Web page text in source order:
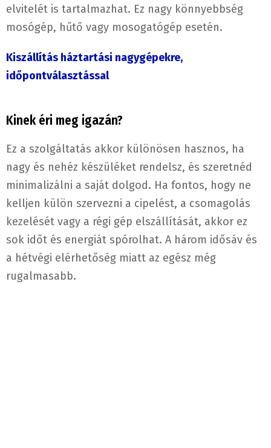
elvitelét is tartalmazhat. Ez nagy könnyebbség
mosógép, hűtő vagy mosogatógép esetén.
Kiszállítás háztartási nagygépekre,
időpontválasztással
Kinek éri meg igazán?
Ez a szolgáltatás akkor különösen hasznos, ha
nagy és nehéz készüléket rendelsz, és szeretnéd
minimalizálni a saját dolgod. Ha fontos, hogy ne
kelljen külön szervezni a cipelést, a csomagolás
kezelését vagy a régi gép elszállítását, akkor ez
sok időt és energiát spórolhat. A három idősáv és
a hétvégi elérhetőség miatt az egész még
rugalmasabb.